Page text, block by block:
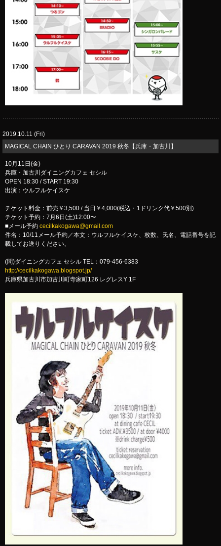
2019.10.11 (Fri)
MAGICAL CHAIN ひとり CARAVAN 2019 秋冬【兵庫・加古川】
10月11日(金)
兵庫・加古川ダイニングカフェ セシル
OPEN 18:30 / START 19:30
出演：ウルフルケイスケ
チケット料金：前売￥3,500 / 当日￥4,000(税込・1ドリンク代￥500別)
チケット予約：7月6日(土)12:00〜
■メール予約 cecilkakogawa@gmail.com
件名：10/11メール予約／本文：ウルフルケイスケ、枚数、氏名、電話番号を記
載してお送りください。
(問)ダイニングカフェ セシル TEL：079-456-6383
http://cecilkakogawa.blogspot.jp/
兵庫県加古川市加古川町寺家町126 レグレスY 1F